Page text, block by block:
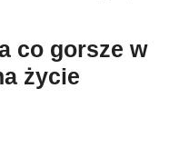
co gorsze w
życie